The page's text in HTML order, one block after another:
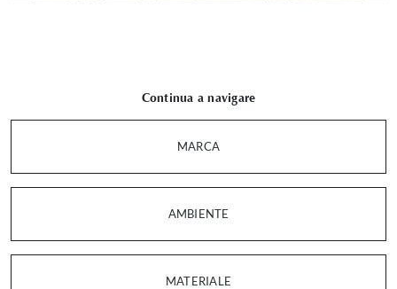
Continua a navigare
MARCA
AMBIENTE
MATERIALE